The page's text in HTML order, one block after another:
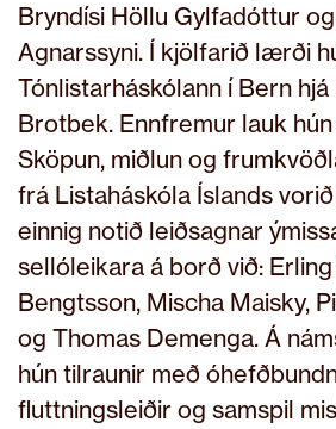
Bryndísi Höllu Gylfadóttur
Agnarssyni. Í kjölfarið lærði
Tónlistarháskólann í Bern
Brotbek. Ennfremur lauk
Sköpun, miðlun og
frá Listaháskóla Íslands
einnig notið leiðsagnar
sellóleikara á borð við:
Bengtsson, Mischa Maisky,
og Thomas Demenga. Á
hún tilraunir með
fluttningsleiðir og samspil